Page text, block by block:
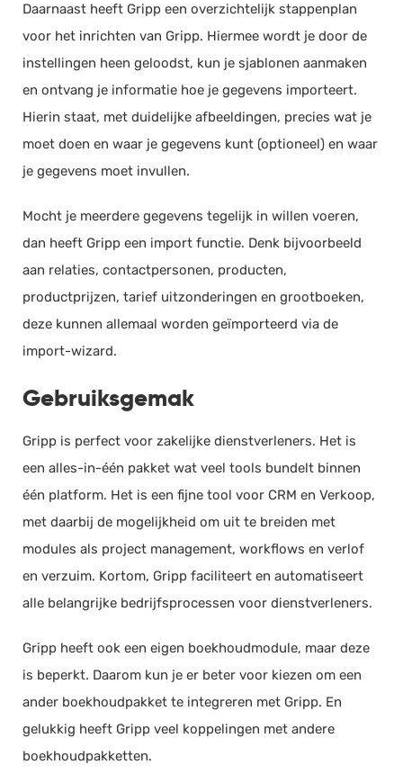
Workflows instellen
Resources per fase
Projecttemplates
Offerte
Mobiele app beschikbaar
Planning
Mobiele app beschikbaar
Facturatie
Urenregistratie
Rittenregistratie
CRM systeem
Samenwerken met klant
Samenwerken met freelancers
ERP (NL)
Facturen opstellen
Offerte opstellen
Mailchimp
Email Marketing (US), Social Media
Management (US), Social Media
Gmail
Google Drive
Rittenregistratie
Daarnaast heeft Gripp een overzichtelijk stappenplan
voor het inrichten van Gripp. Hiermee wordt je door de
instellingen heen geloodst, kun je sjablonen aanmaken
en ontvang je informatie hoe je gegevens importeert.
Hierin staat, met duidelijke afbeeldingen, precies wat je
moet doen en waar je gegevens kunt (optioneel) en waar
je gegevens moet invullen.
Mocht je meerdere gegevens tegelijk in willen voeren,
dan heeft Gripp een import functie. Denk bijvoorbeeld
aan relaties, contactpersonen, producten,
productprijzen, tarief uitzonderingen en grootboeken,
deze kunnen allemaal worden geïmporteerd via de
import-wizard.
Gebruiksgemak
Gripp is perfect voor zakelijke dienstverleners. Het is
een alles-in-één pakket wat veel tools bundelt binnen
één platform. Het is een fijne tool voor CRM en Verkoop,
met daarbij de mogelijkheid om uit te breiden met
modules als project management, workflows en verlof
en verzuim. Kortom, Gripp faciliteert en automatiseert
alle belangrijke bedrijfsprocessen voor dienstverleners.
Gripp heeft ook een eigen boekhoudmodule, maar deze
is beperkt. Daarom kun je er beter voor kiezen om een
ander boekhoudpakket te integreren met Gripp. En
gelukkig heeft Gripp veel koppelingen met andere
boekhoudpakketten.